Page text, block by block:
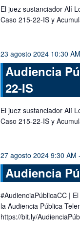
El juez sustanciador Alí
Caso 215-22-IS y
23 agosto 2024 10:30 AM
Audiencia
22-IS
El juez sustanciador Alí
Caso 215-22-IS y
27 agosto 2024 9:30 AM -
Audiencia
#AudienciaPúblicaCC |
la Audiencia Pública
https://bit.ly/